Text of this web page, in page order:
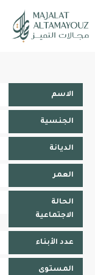
الاسم
الجنسية
الديانة
العمر
الحالة
الاجتماعية
عدد الأبناء
المستوى